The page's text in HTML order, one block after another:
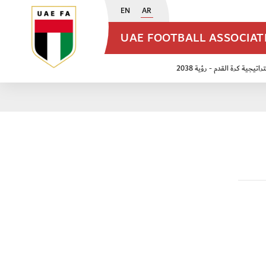
EN AR
UAE FOOTBALL
كرة القدم - رؤية 2038